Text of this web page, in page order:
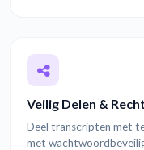
Veilig Delen &
Deel transcripten met
met